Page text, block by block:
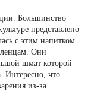
Большинство
представлено
с этим напитком
Они
шмат которой
Интересно, что
из-за